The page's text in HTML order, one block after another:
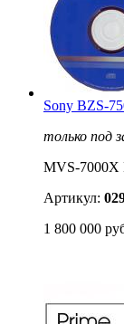
Sony BZS-
только под
MVS-7000X
Артикул:
1 800 000